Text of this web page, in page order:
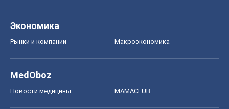
Экономика
Рынки и компании Mакроэкономика
MedOboz
Новости медицины MAMACLUB